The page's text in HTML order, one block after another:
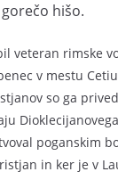
hišo.
veteran rimske
v mestu
so ga
poganskim
in ker je v